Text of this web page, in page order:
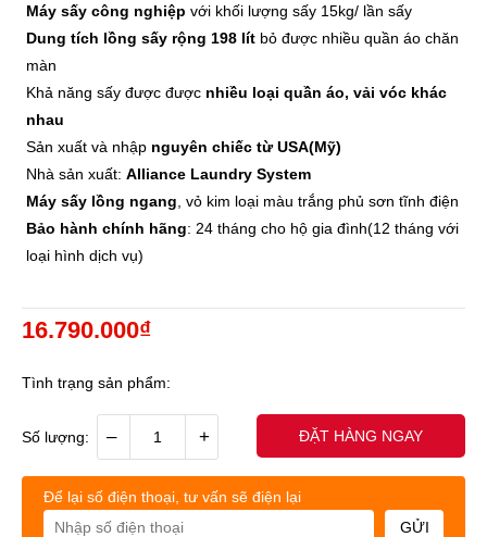
Máy sấy công nghiệp với khối lượng sấy 15kg/ lần sấy
Dung tích lồng sấy rộng 198 lít bỏ được nhiều quần áo chăn
màn
Khả năng sấy được được nhiều loại quần áo, vải vóc khác
nhau
Sản xuất và nhập nguyên chiếc từ USA(Mỹ)
Nhà sản xuất: Alliance Laundry System
Máy sấy lồng ngang , vỏ kim loại màu trắng phủ sơn tĩnh điện
Bảo hành chính hãng: 24 tháng cho hộ gia đình(12 tháng với
loại hình dịch vụ)
16.790.000₫
Tình trạng sản phẩm:
Số lượng: – + ĐẶT HÀNG NGAY
Để lại số điện thoại, tư vấn sẽ điện lại
GỬI